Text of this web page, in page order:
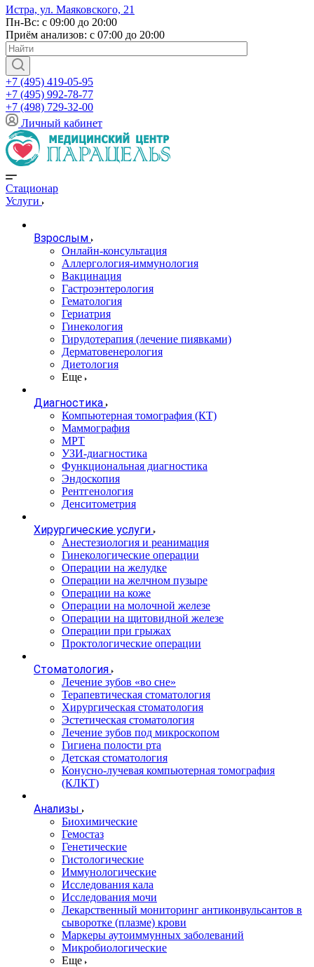
Истра, ул. Маяковского, 21
Пн-Вс: с 09:00 до 20:00
Приём анализов: с 07:00 до 20:00
+7 (495) 419-05-95
+7 (495) 992-78-77
+7 (498) 729-32-00
Личный кабинет
Стационар
Услуги
Взрослым
Онлайн-консультация
Аллергология-иммунология
Вакцинация
Гастроэнтерология
Гематология
Гериатрия
Гинекология
Гирудотерапия (лечение пиявками)
Дерматовенерология
Диетология
Еще
Диагностика
Компьютерная томография (КТ)
Маммография
МРТ
УЗИ-диагностика
Функциональная диагностика
Эндоскопия
Рентгенология
Денситометрия
Хирургические услуги
Анестезиология и реанимация
Гинекологические операции
Операции на желудке
Операции на желчном пузыре
Операции на коже
Операции на молочной железе
Операции на щитовидной железе
Операции при грыжах
Проктологические операции
Стоматология
Лечение зубов «во сне»
Терапевтическая стоматология
Хирургическая стоматология
Эстетическая стоматология
Лечение зубов под микроскопом
Гигиена полости рта
Детская стоматология
Конусно-лучевая компьютерная томография
(КЛКТ)
Анализы
Биохимические
Гемостаз
Генетические
Гистологические
Иммунологические
Исследования кала
Исследования мочи
Лекарственный мониторинг антиконвульсантов в
сыворотке (плазме) крови
Маркеры аутоиммунных заболеваний
Микробиологические
Еще